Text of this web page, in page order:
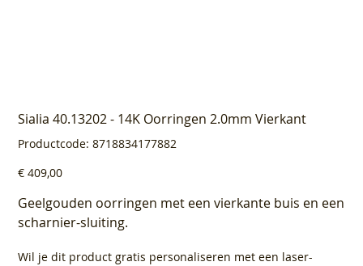
Sialia 40.13202 - 14K Oorringen 2.0mm Vierkant
Productcode: Productcode
8718834177882
8718834177882
Prijs
€ 409,00
Geelgouden oorringen met een vierkante buis en een
scharnier-sluiting.
Wil je dit product gratis personaliseren met een laser-